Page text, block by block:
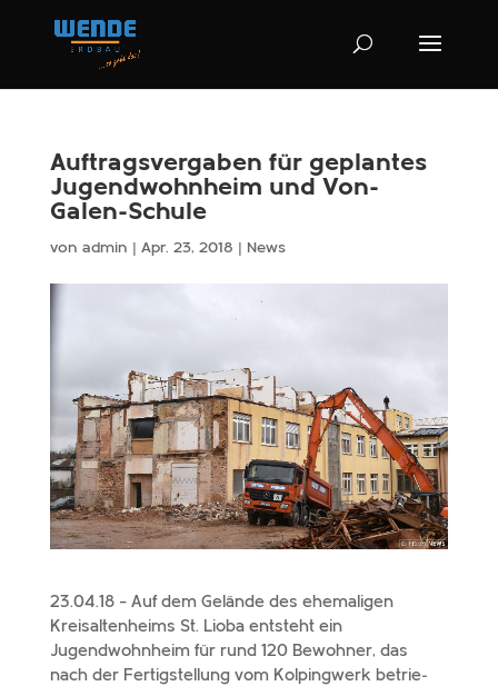
Auftragsvergaben für geplantes
Jugendwohnheim und Von-
Galen-Schule
von admin | Apr. 23, 2018 | News
23.04.18 – Auf dem Gelände des ehema­li­gen
Kreisaltenheims St. Lioba entsteht ein
Jugendwohnheim für rund 120 Bewohner, das
nach der Fertigstellung vom Kolpingwerk betrie­